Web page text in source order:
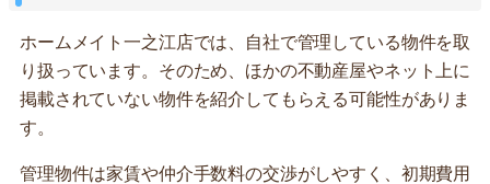
ホームメイト一之江店では、自社で管理している物件を取
り扱っています。そのため、ほかの不動産屋やネット上に
掲載されていない物件を紹介してもらえる可能性がありま
す。
管理物件は家賃や仲介手数料の交渉がしやすく、初期費用